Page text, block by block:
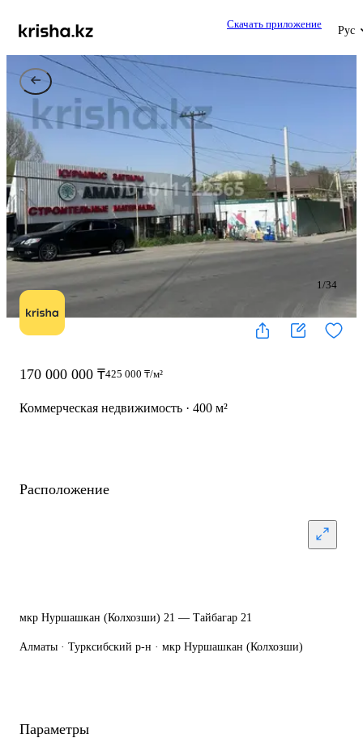
Скачать приложение
Рус
1/34
170 000 000 ₸425 000 ₸/м²
Коммерческая недвижимость · 400 м²
Расположение
мкр Нуршашкан (Колхозши) 21 — Тайбагар 21
Алматы · Турксибский р-н · мкр Нуршашкан (Колхозши)
Параметры